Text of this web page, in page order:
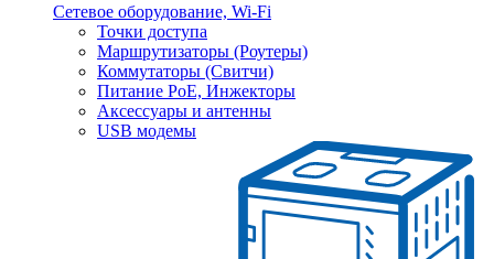
Сетевое оборудование, Wi-Fi
Точки доступа
Маршрутизаторы (Роутеры)
Коммутаторы (Свитчи)
Питание PoE, Инжекторы
Аксессуары и антенны
USB модемы